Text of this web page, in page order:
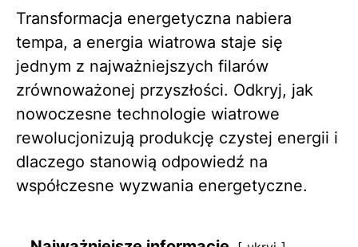
Transformacja energetyczna nabiera
tempa, a energia wiatrowa staje się
jednym z najważniejszych filarów
zrównoważonej przyszłości. Odkryj, jak
nowoczesne technologie wiatrowe
rewolucjonizują produkcję czystej energii i
dlaczego stanowią odpowiedź na
współczesne wyzwania energetyczne.